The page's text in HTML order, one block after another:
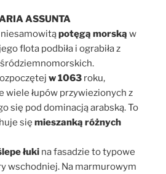
ASSUNTA
niesamowitąpotęgą morską w
flota podbiła i ograbiła z
w 1063 roku,
wiele łupów przywiezionych z
się pod dominacją arabską. To
się mieszanką różnych
łuki na fasadzie to typowe
wschodniej. Na marmurowym